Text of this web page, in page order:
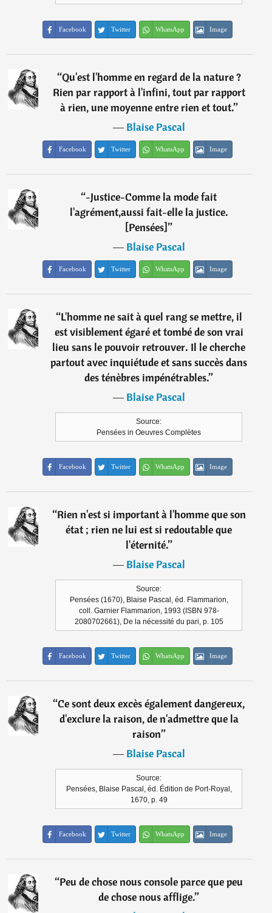
Facebook Twitter WhatsApp Image
“Qu'est l'homme en regard de la nature ?
Rien par rapport à l'infini, tout par rapport
à rien, une moyenne entre rien et tout.”
―Blaise Pascal
Facebook Twitter WhatsApp Image
“-Justice-Comme la mode fait
l'agrément,aussi fait-elle la justice.
[Pensées]”
―Blaise Pascal
Facebook Twitter WhatsApp Image
“L'homme ne sait à quel rang se mettre, il
est visiblement égaré et tombé de son vrai
lieu sans le pouvoir retrouver. Il le cherche
partout avec inquiétude et sans succès dans
des ténèbres impénétrables.”
―Blaise Pascal
Source:
Pensées in Oeuvres Complètes
Facebook Twitter WhatsApp Image
“Rien n'est si important à l'homme que son
état ; rien ne lui est si redoutable que
l'éternité.”
―Blaise Pascal
Source:
Pensées (1670), Blaise Pascal, éd. Flammarion,
coll. Garnier Flammarion, 1993 (ISBN 978-
2080702661), De la nécessité du pari, p. 105
Facebook Twitter WhatsApp Image
“Ce sont deux excès également dangereux,
d'exclure la raison, de n'admettre que la
raison”
―Blaise Pascal
Source:
Pensées, Blaise Pascal, éd. Édition de Port-Royal,
1670, p. 49
Facebook Twitter WhatsApp Image
“Peu de chose nous console parce que peu
de chose nous afflige.”